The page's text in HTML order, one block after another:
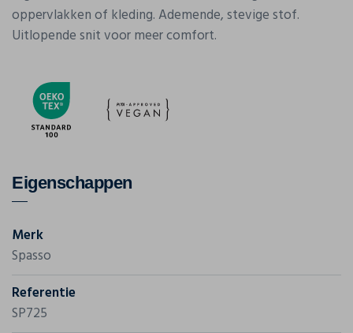
oppervlakken of kleding. Ademende, stevige stof.
Uitlopende snit voor meer comfort.
Eigenschappen
Merk
Spasso
Referentie
SP725